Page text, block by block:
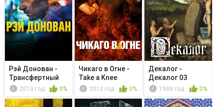
Рэй Донован -
Трансфертный
агент2013 год 0%
Чикаго в Огне -
Take a Knee
2012 год 0%
Декалог -
Декалог 03
1988 год 0%